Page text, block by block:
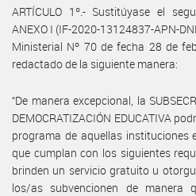
ARTÍCULO 1º.- Sustitúyase el
ANEXO I (IF-2020-13124837-APN-
Ministerial Nº 70 de fecha 28 de
redactado de la siguiente manera:
“De manera excepcional, la
DEMOCRATIZACIÓN EDUCATIVA
programa de aquellas instituciones
que cumplan con los siguientes
brinden un servicio gratuito u
los/as subvencionen de manera